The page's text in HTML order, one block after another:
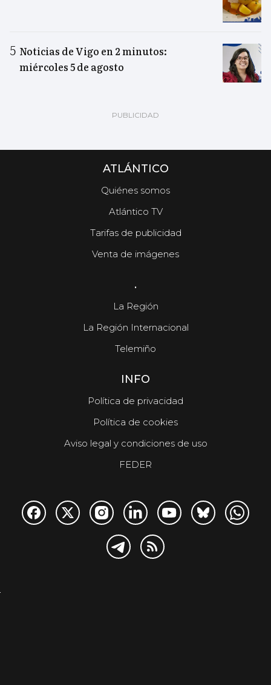
Noticias de Vigo en 2 minutos:
miércoles 5 de agosto
ATLÁNTICO
Quiénes somos
Atlántico TV
Tarifas de publicidad
Venta de imágenes
.
La Región
La Región Internacional
Telemiño
INFO
Política de privacidad
Política de cookies
Aviso legal y condiciones de uso
FEDER